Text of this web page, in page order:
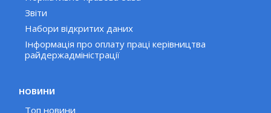
Звіти
Набори відкритих даних
Інформація про оплату праці керівництва
райдержадміністрації
НОВИНИ
Топ новини